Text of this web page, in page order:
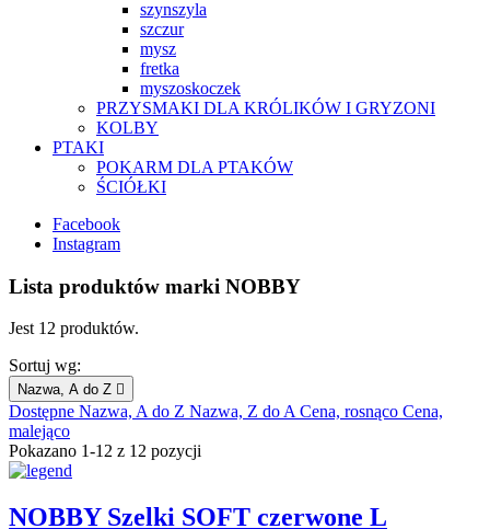
szynszyla
szczur
mysz
fretka
myszoskoczek
PRZYSMAKI DLA KRÓLIKÓW I GRYZONI
KOLBY
PTAKI
POKARM DLA PTAKÓW
ŚCIÓŁKI
Facebook
Instagram
Lista produktów marki NOBBY
Jest 12 produktów.
Sortuj wg:
Nazwa, A do Z 
Dostępne Nazwa, A do Z Nazwa, Z do A Cena, rosnąco Cena,
malejąco
Pokazano 1-12 z 12 pozycji
NOBBY Szelki SOFT czerwone L